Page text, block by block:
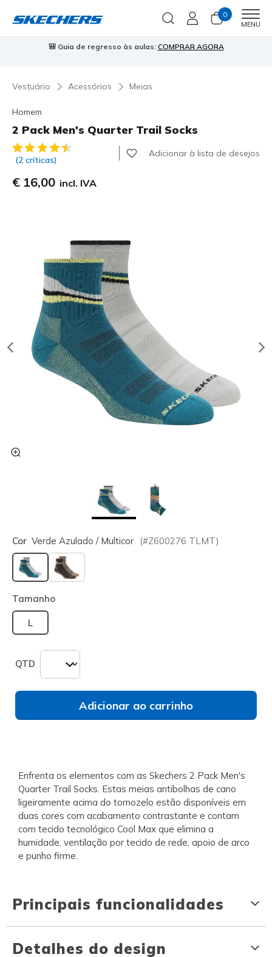
0
MENU
🎒 Guia de regresso às aulas: COMPRAR AGORA
Vestuário Acessórios Meias
Homem
2 Pack Men's Quarter Trail Socks
5 de 5 – Classificação do cliente
(2 críticas)
Adicionar à lista de desejos
€ 16,00 incl. IVA
Cor Verde Azulado / Multicor (#Z600276 TLMT)
selecionado
Tamanho
L
QTD
Adicionar ao carrinho
Enfrenta os elementos com as Skechers 2 Pack Men's
Quarter Trail Socks. Estas meias antibolhas de cano
ligeiramente acima do tornozelo estão disponíveis em
duas cores com acabamento contrastante e contam
com tecido tecnológico Cool Max que elimina a
humidade, ventilação por tecido de rede, apoio de arco
e punho firme.
Principais funcionalidades
Detalhes do design